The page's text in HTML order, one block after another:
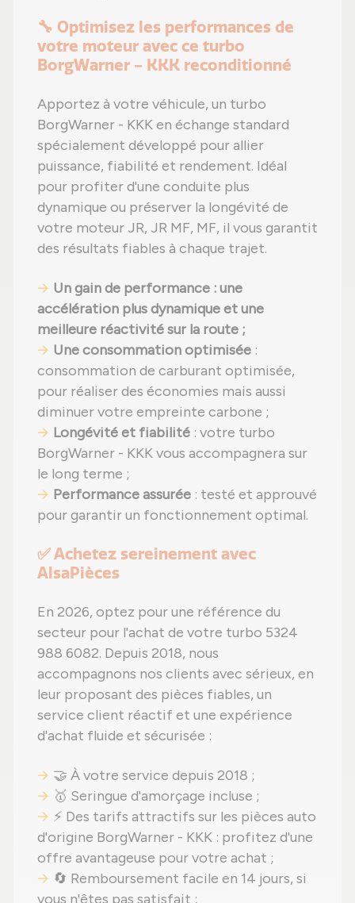
🔧 Optimisez les performances de
votre moteur avec ce turbo
BorgWarner - KKK reconditionné
Apportez à votre véhicule, un turbo
BorgWarner - KKK en échange standard
spécialement développé pour allier
puissance, fiabilité et rendement. Idéal
pour profiter d'une conduite plus
dynamique ou préserver la longévité de
votre moteur JR, JR MF, MF, il vous garantit
des résultats fiables à chaque trajet.
Un gain de performance : une
accélération plus dynamique et une
meilleure réactivité sur la route ;
Une consommation optimisée :
consommation de carburant optimisée,
pour réaliser des économies mais aussi
diminuer votre empreinte carbone ;
Longévité et fiabilité : votre turbo
BorgWarner - KKK vous accompagnera sur
le long terme ;
Performance assurée : testé et approuvé
pour garantir un fonctionnement optimal.
✅ Achetez sereinement avec
AlsaPièces
En 2026, optez pour une référence du
secteur pour l'achat de votre turbo 5324
988 6082. Depuis 2018, nous
accompagnons nos clients avec sérieux, en
leur proposant des pièces fiables, un
service client réactif et une expérience
d'achat fluide et sécurisée :
🤝 À votre service depuis 2018 ;
🥇 Seringue d'amorçage incluse ;
⚡ Des tarifs attractifs sur les pièces auto
d'origine BorgWarner - KKK : profitez d'une
offre avantageuse pour votre achat ;
🔄 Remboursement facile en 14 jours, si
vous n'êtes pas satisfait ;